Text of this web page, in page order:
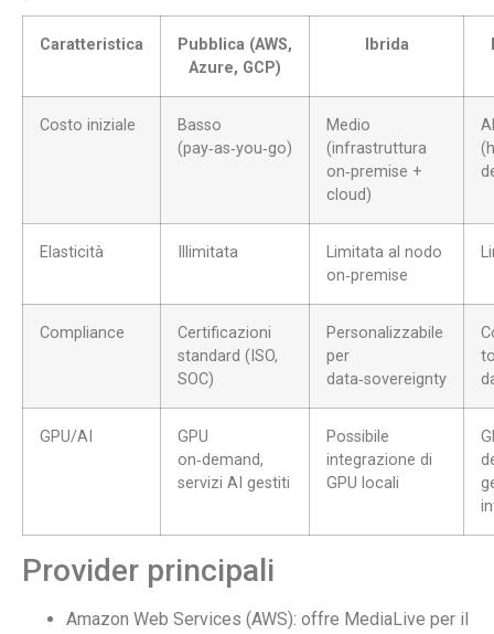
Caratteristica
Pubblica (AWS,
Azure, GCP)
Ibrida
Costo iniziale
Basso
(pay‑as‑you‑go)
Medio
(infrastruttura
on‑premise +
cloud)
Elasticità Illimitata
Limitata al nodo
on‑premise
Compliance
Certificazioni
standard (ISO,
SOC)
Personalizzabile
per
data‑sovereignty
GPU/AI
GPU
on‑demand,
servizi AI gestiti
Possibile
integrazione di
GPU locali
Provider principali
Amazon Web Services (AWS): offre MediaLive per il